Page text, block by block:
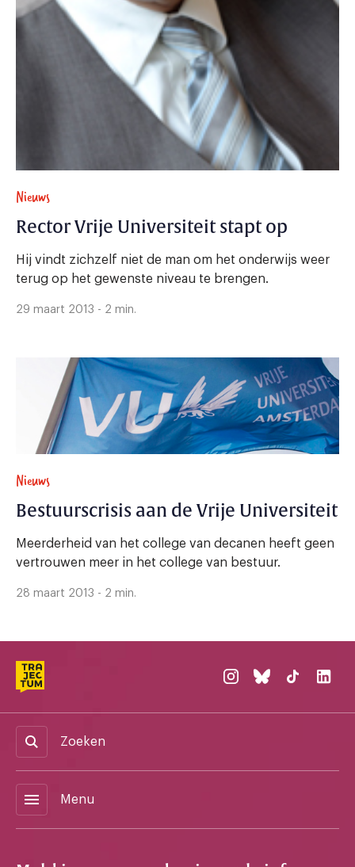
Nieuws
Rector Vrije Universiteit stapt op
Hij vindt zichzelf niet de man om het onderwijs weer
terug op het gewenste niveau te brengen.
29 maart 2013 - 2 min.
Nieuws
Bestuurscrisis aan de Vrije Universiteit
Meerderheid van het college van decanen heeft geen
vertrouwen meer in het college van bestuur.
28 maart 2013 - 2 min.
Zoeken
menu Menu